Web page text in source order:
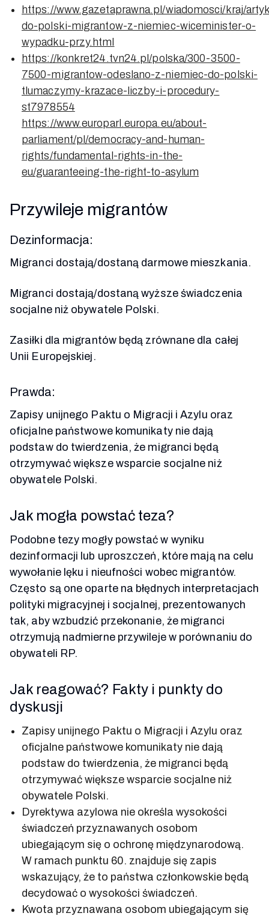
https://www.gazetaprawna.pl/wiadomosci/kraj/
do-polski-migrantow-z-niemiec-wiceminister-o-
wypadku-przy.html
https://konkret24.tvn24.pl/polska/300-3500-
7500-migrantow-odeslano-z-niemiec-do-polski-
tlumaczymy-krazace-liczby-i-procedury-
st7978554
https://www.europarl.europa.eu/about-
parliament/pl/democracy-and-human-
rights/fundamental-rights-in-the-
eu/guaranteeing-the-right-to-asylum
Przywileje migrantów
Dezinformacja:
Migranci dostają/dostaną darmowe mieszkania.
Migranci dostają/dostaną wyższe świadczenia
socjalne niż obywatele Polski.
Zasiłki dla migrantów będą zrównane dla całej
Unii Europejskiej.
Prawda:
Zapisy unijnego Paktu o Migracji i Azylu oraz
oficjalne państwowe komunikaty nie dają
podstaw do twierdzenia, że migranci będą
otrzymywać większe wsparcie socjalne niż
obywatele Polski.
Jak mogła powstać teza?
Podobne tezy mogły powstać w wyniku
dezinformacji lub uproszczeń, które mają na celu
wywołanie lęku i nieufności wobec migrantów.
Często są one oparte na błędnych interpretacjach
polityki migracyjnej i socjalnej, prezentowanych
tak, aby wzbudzić przekonanie, że migranci
otrzymują nadmierne przywileje w porównaniu do
obywateli RP.
Jak reagować? Fakty i punkty do
dyskusji
Zapisy unijnego Paktu o Migracji i Azylu oraz
oficjalne państwowe komunikaty nie dają
podstaw do twierdzenia, że migranci będą
otrzymywać większe wsparcie socjalne niż
obywatele Polski.
Dyrektywa azylowa nie określa wysokości
świadczeń przyznawanych osobom
ubiegającym się o ochronę międzynarodową.
W ramach punktu 60. znajduje się zapis
wskazujący, że to państwa członkowskie będą
decydować o wysokości świadczeń.
Kwota przyznawana osobom ubiegającym się